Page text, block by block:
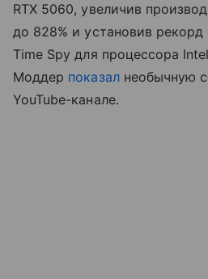
RTX 5060, увеличив
до 828% и установив
Time Spy для процессора
Моддер показалнеобычную
YouTube-канале.